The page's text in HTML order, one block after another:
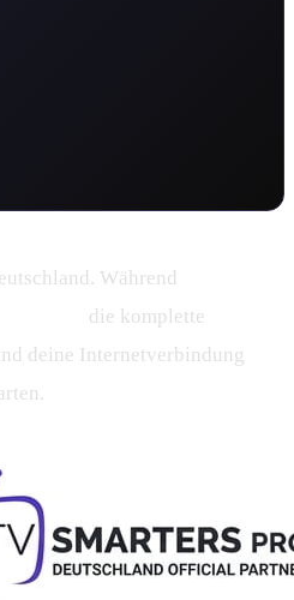
Während
die komplette
deine Internetverbindung